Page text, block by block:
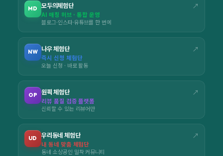
MD 모두의체험단 ↗
AI 매칭 허브 · 통합 운영
블로그·인스타·유튜브를 한 번에
NW 나우 체험단 ↗
즉시 신청 체험단
오늘 신청 · 바로 활동
OP 원픽 체험단 ↗
리뷰 품질 검증 플랫폼
신뢰할 수 있는 리뷰어만
UD 우리동네 체험단 ↗
내 동네 맞춤 체험단
동네 소상공인 밀착 커뮤니티